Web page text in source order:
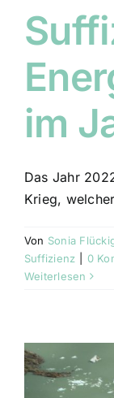
im
Das Jahr
Krieg,
Von Sonia
Suffizienz
0
Weiterlesen